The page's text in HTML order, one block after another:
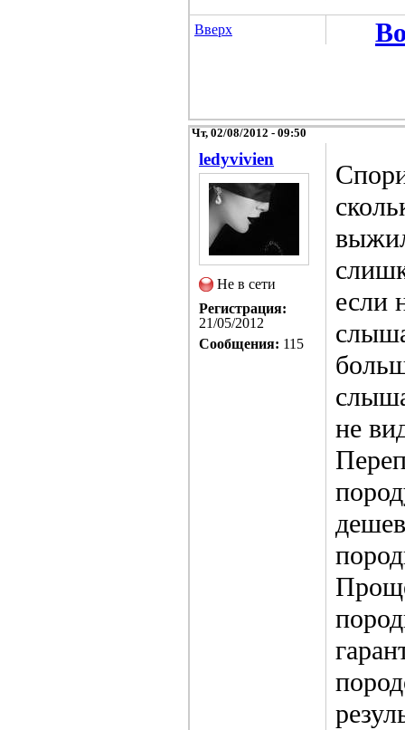
Вверх
Чт, 02/08/2012 - 09:50
ledyvivien
Не в сети
Регистрация:
21/05/2012
Сообщения: 115
если
не